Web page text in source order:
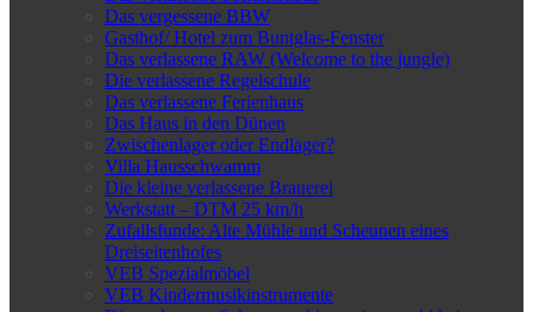
Das vergessene BBW
Gasthof/ Hotel zum Buntglas-Fenster
Das verlassene RAW (Welcome to the jungle)
Die verlassene Regelschule
Das verlassene Ferienhaus
Das Haus in den Dünen
Zwischenlager oder Endlager?
Villa Hausschwamm
Die kleine verlassene Brauerei
Werkstatt – DTM 25 km/h
Zufallsfunde: Alte Mühle und Scheunen eines
Dreiseitenhofes
VEB Spezialmöbel
VEB Kindermusikinstrumente